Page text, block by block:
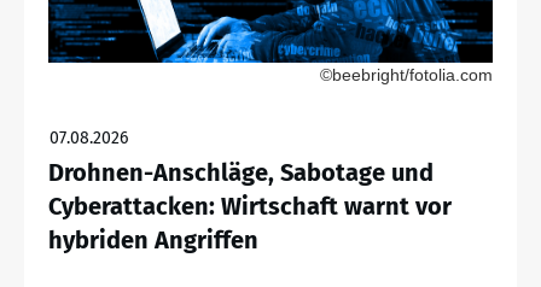
©beebright/fotolia.com
07.08.2026
Drohnen-Anschläge, Sabotage und
Cyberattacken: Wirtschaft warnt vor
hybriden Angriffen